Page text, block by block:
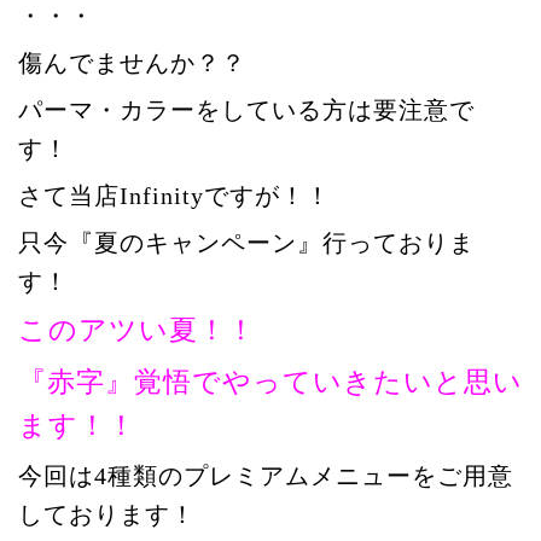
・・・
傷んでませんか？？
パーマ・カラーをしている方は要注意で
す！
さて当店Infinityですが！！
只今『夏のキャンペーン』行っておりま
す！
このアツい夏！！
『赤字』覚悟でやっていきたいと思い
ます！！
今回は4種類のプレミアムメニューをご用意
しております！